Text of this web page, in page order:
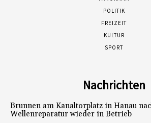
POLITIK
FREIZEIT
KULTUR
SPORT
Nachrichten
Brunnen am Kanaltorplatz in Hanau
Wellenreparatur wieder in Betrieb